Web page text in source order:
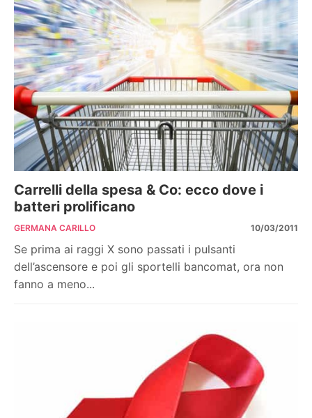
Carrelli della spesa & Co: ecco dove i
batteri prolificano
GERMANA CARILLO 10/03/2011
Se prima ai raggi X sono passati i pulsanti
dell’ascensore e poi gli sportelli bancomat, ora non
fanno a meno...